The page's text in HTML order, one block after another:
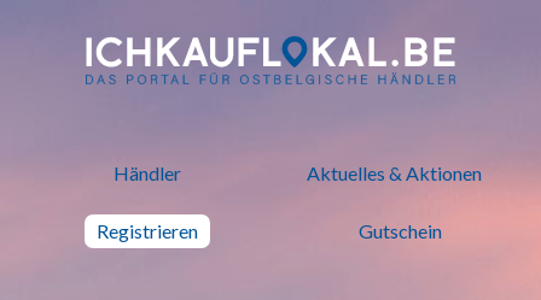
ich kauf lokal - Bei lokalen
Händler Aktuelles & Aktionen
Registrieren Gutschein